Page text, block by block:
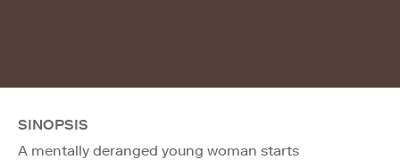
SINOPSIS
A mentally deranged young woman starts